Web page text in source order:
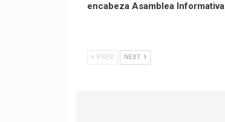
encabeza Asamblea Informativa
PREV NEXT